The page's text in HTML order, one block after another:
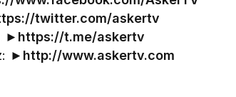
twitter.com/askertv
► https://t.me/askertv
► http://www.askertv.com